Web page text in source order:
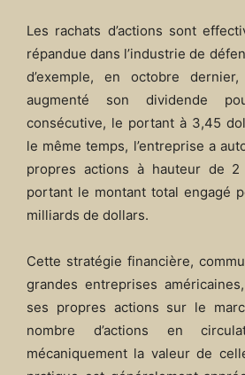
Les rachats d’actions sont
répandue dans l’industrie de
d’exemple, en octobre
augmenté son dividende
consécutive, le portant à 3,45
le même temps, l’entreprise a
propres actions à hauteur de
portant le montant total engagé
milliards de dollars.
Cette stratégie financière,
grandes entreprises
ses propres actions sur le
nombre d’actions en
mécaniquement la valeur de